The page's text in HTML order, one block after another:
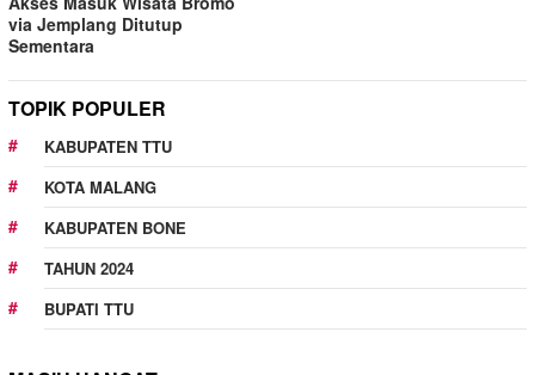
via Jemplang Ditutup
Sementara
TOPIK POPULER
KABUPATEN TTU
KOTA MALANG
KABUPATEN BONE
TAHUN 2024
BUPATI TTU